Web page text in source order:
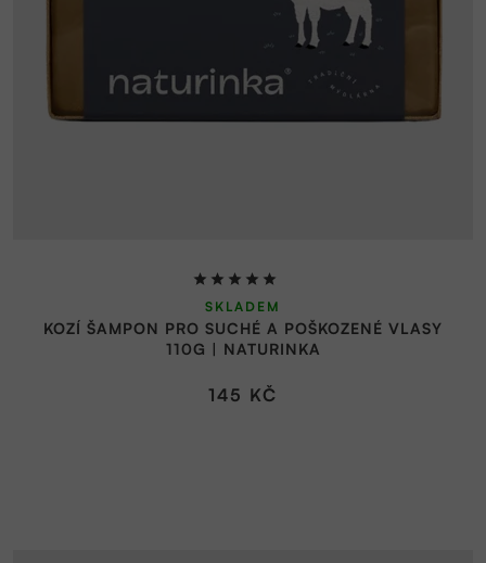
KOZÍ ŠAMPON PRO SUCHÉ A POŠKOZENÉ VLASY
110G | NATURINKA
Průměrné
hodnocení
produktu
je
SKLADEM
145 KČ